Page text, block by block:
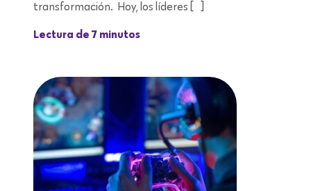
transformación. Hoy, los líderes […]
Lectura de 7 minutos